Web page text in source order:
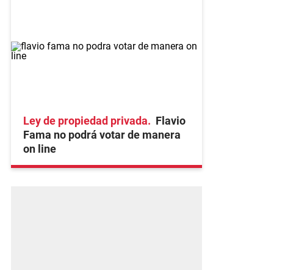
Ley de propiedad privada
Flavio
Fama no podrá votar de manera
on line